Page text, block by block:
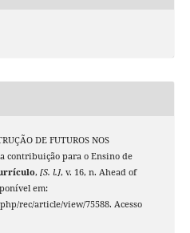
DE FUTUROS NOS
contribuição para o Ensino de
, [S. l.], v. 16, n. Ahead of
em:
rec/article/view/75588. Acesso